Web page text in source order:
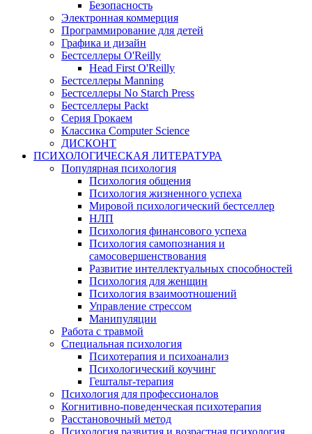
Безопасность
Электронная коммерция
Программирование для детей
Графика и дизайн
Бестселлеры O'Reilly
Head First O'Reilly
Бестселлеры Manning
Бестселлеры No Starch Press
Бестселлеры Packt
Серия Грокаем
Классика Computer Science
ДИСКОНТ
ПСИХОЛОГИЧЕСКАЯ ЛИТЕРАТУРА
Популярная психология
Психология общения
Психология жизненного успеха
Мировой психологический бестселлер
НЛП
Психология финансового успеха
Психология самопознания и
самосовершенствования
Развитие интеллектуальных способностей
Психология для женщин
Психология взаимоотношений
Управление стрессом
Манипуляции
Работа с травмой
Специальная психология
Психотерапия и психоанализ
Психологический коучинг
Гештальт-терапия
Психология для профессионалов
Когнитивно-поведенческая психотерапия
Расстановочный метод
Психология развития и возрастная психология